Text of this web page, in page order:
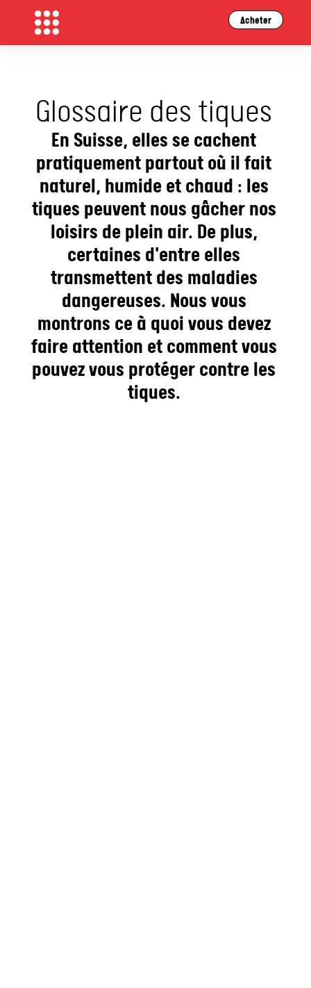
Acheter
Glossaire des tiques
En Suisse, elles se cachent
pratiquement partout où il fait
naturel, humide et chaud : les
tiques peuvent nous gâcher nos
loisirs de plein air. De plus,
certaines d'entre elles
transmettent des maladies
dangereuses. Nous vous
montrons ce à quoi vous devez
faire attention et comment vous
pouvez vous protéger contre les
tiques.